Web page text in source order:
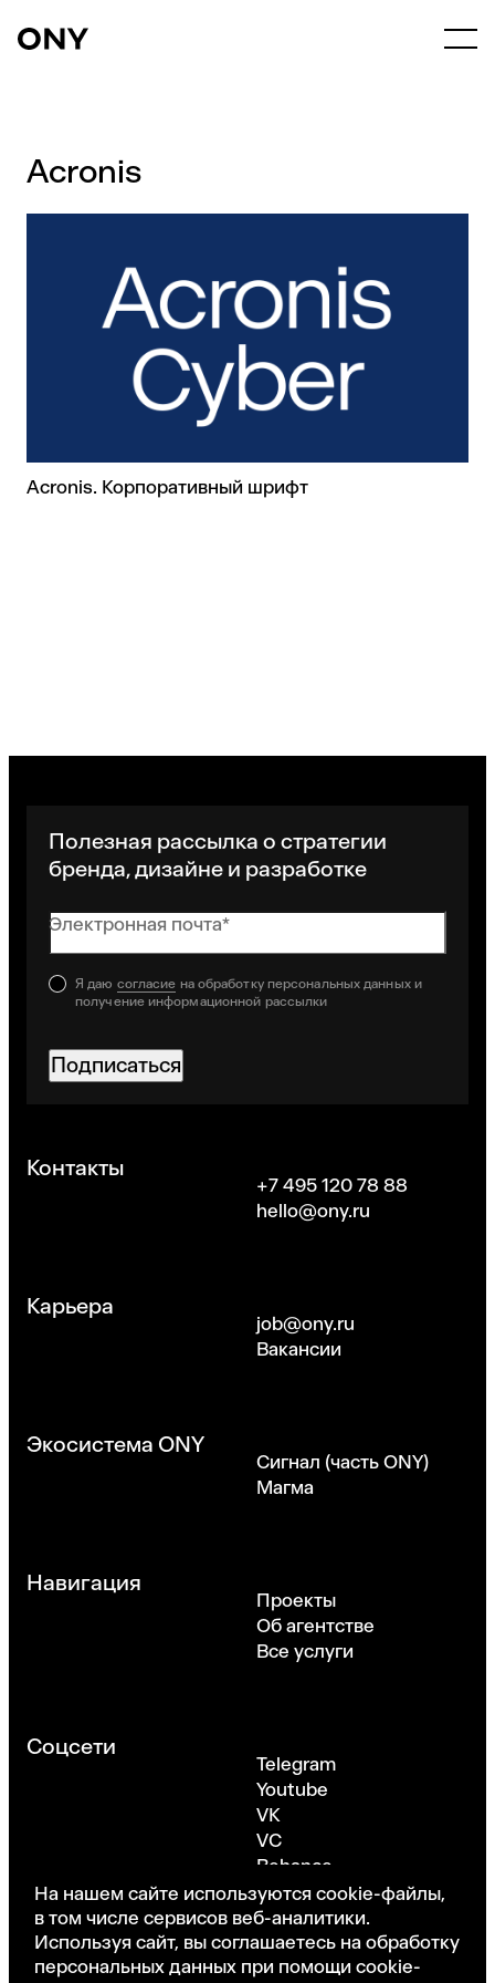
На нашем сайте используются cookie-файлы,
в том числе сервисов веб-аналитики.
Используя сайт, вы соглашаетесь на обработку
персональных данных при помощи cookie-
Acronis
Аcronis. Корпоративный шрифт
Полезная рассылка о стратегии
бренда, дизайне и разработке
Электронная почта*
Я даю согласие на обработку персональных данных и
получение информационной рассылки
Подписаться
Контакты
+7 495 120 78 88
hello@ony.ru
Карьера
job@ony.ru
Вакансии
Экосистема ONY
Сигнал (часть ONY)
Магма
Навигация
Проекты
Об агентстве
Все услуги
Соцсети
Telegram
Youtube
VK
VC
Behance
Dribbble